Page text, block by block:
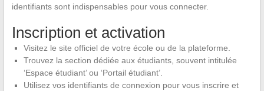
identifiants sont indispensables pour vous connecter.
Inscription et activation
Visitez le site officiel de votre école ou de la plateforme.
Trouvez la section dédiée aux étudiants, souvent intitulée
‘Espace étudiant’ ou ‘Portail étudiant’.
Utilisez vos identifiants de connexion pour vous inscrire et